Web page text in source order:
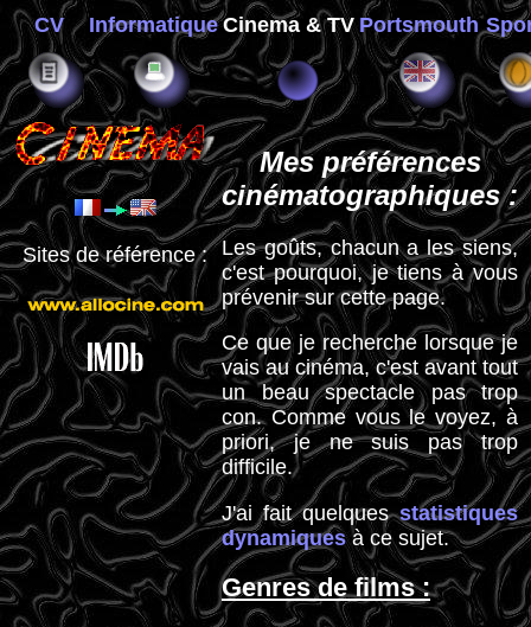
CV Informatique Cinema & TV Portsmouth
Sites de référence :
Mes préférences
cinématographiques :
Les goûts, chacun a les siens,
c'est pourquoi, je tiens à vous
prévenir sur cette page.
Ce que je recherche lorsque je
vais au cinéma, c'est avant tout
un beau spectacle pas trop
con. Comme vous le voyez, à
priori, je ne suis pas trop
difficile.
J'ai fait quelquesstatistiques
dynamiquesà ce sujet.
Genres de films :